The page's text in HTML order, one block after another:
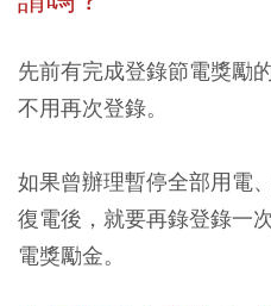
先前有完成登錄節電獎勵
不用再次登錄。
如果曾辦理暫停全部用電
復電後，就要再錄登錄一
電獎勵金。